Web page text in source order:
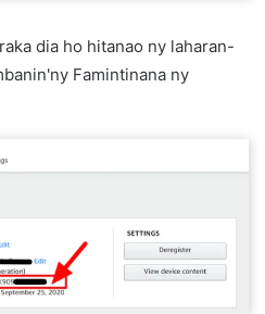
dia ho hitanao ny laharan-
Famintinana ny